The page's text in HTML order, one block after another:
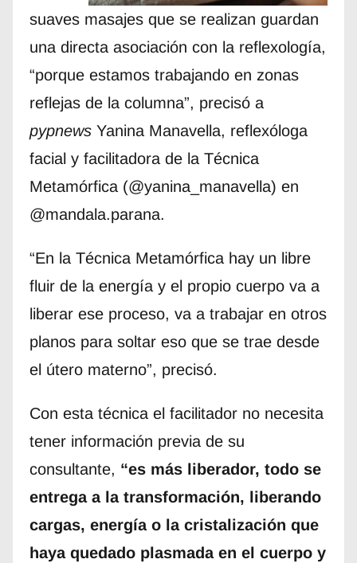
suaves masajes que se realizan guardan
una directa asociación con la reflexología,
“porque estamos trabajando en zonas
reflejas de la columna”, precisó a
pypnewsYanina Manavella, reflexóloga
facial y facilitadora de la Técnica
Metamórfica (@yanina_manavella) en
@mandala.parana.
“En la Técnica Metamórfica hay un libre
fluir de la energía y el propio cuerpo va a
liberar ese proceso, va a trabajar en otros
planos para soltar eso que se trae desde
el útero materno”, precisó.
Con esta técnica el facilitador no necesita
tener información previa de su
consultante, “es más liberador, todo se
entrega a la transformación, liberando
cargas, energía o la cristalización que
haya quedado plasmada en el cuerpo y